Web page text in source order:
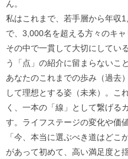
ん。
私はこれまで、若手層から年収
で、3,000名を超える方々のキ
その中で一貫して大切にしてい
う「点」の紹介に留まらないこと
あなたのこれまでの歩み（過去
して理想とする姿（未来）。こ
く、一本の「線」として繋げる
す。ライフステージの変化や価
「今、本当に選ぶべき道はどこ
があって初めて、高い満足度と